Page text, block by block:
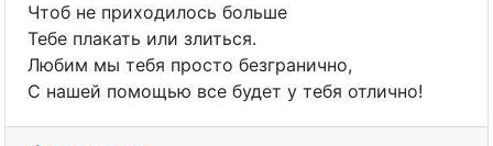
Чтоб не приходилось больше
Тебе плакать или злиться.
Любим мы тебя просто безгранично,
С нашей помощью все будет у тебя отлично!